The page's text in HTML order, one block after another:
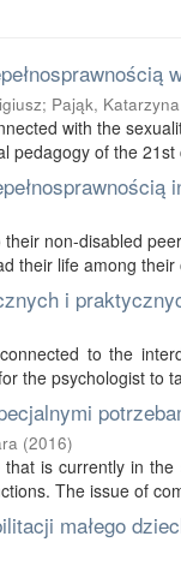
; Pająk, Katarzyna
with the
pedagogy of the
non-disabled
their life among their
i
to the
the psychologist to
(2016)
is currently in
The issue of
małego